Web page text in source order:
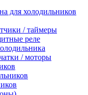
для холодильников
/ таймеры
реле
/ моторы